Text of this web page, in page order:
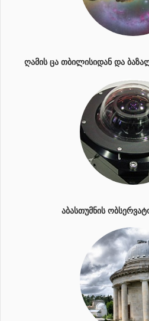
ᲦᲐᲛᲘᲡ ᲪᲐ ᲗᲑᲘᲚᲘᲡᲘᲓᲐᲜ ᲓᲐ
ᲐᲑᲐᲡᲗᲣᲛᲜᲘᲡ